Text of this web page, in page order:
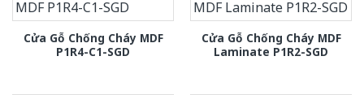
Cửa Gỗ Chống Cháy MDF
P1R4-C1-SGD
Cửa Gỗ Chống Cháy MDF
Laminate P1R2-SGD